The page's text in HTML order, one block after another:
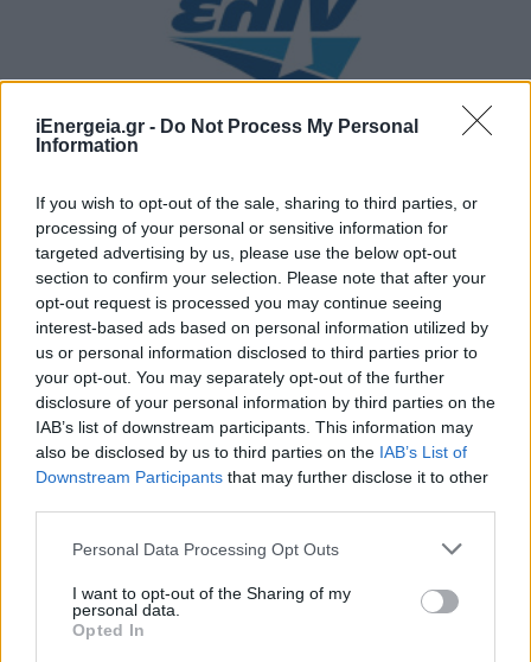
iEnergeia.gr - Do Not Process My Personal
Information
If you wish to opt-out of the sale, sharing to third parties, or
processing of your personal or sensitive information for
targeted advertising by us, please use the below opt-out
section to confirm your selection. Please note that after your
opt-out request is processed you may continue seeing
interest-based ads based on personal information utilized by
us or personal information disclosed to third parties prior to
your opt-out. You may separately opt-out of the further
disclosure of your personal information by third parties on the
IAB’s list of downstream participants. This information may
also be disclosed by us to third parties on the IAB’s List of
Downstream Participants that may further disclose it to other
Personal Data Processing Opt Outs
I want to opt-out of the Sharing of my
personal data.
Opted In
ΣΥΜΒΑΤΙΚΕΣ ΠΗΓΕΣ
ελίν: Σταθερή Πορεία στην Εγχώρια Αγορά και
Στρατηγική Προσαρμογή σε Ένα Απαιτητικό
Διεθνές Περιβάλλον
17/06/2026 - 09:04
ΧΡΗΣΤΙΚΑ